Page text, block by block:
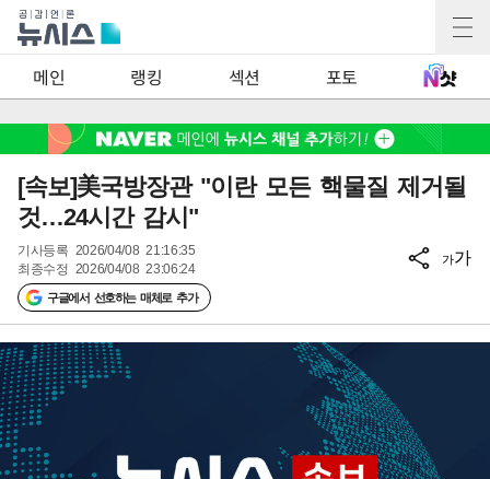
메인 랭킹 섹션 포토
[속보]美국방장관 "이란 모든 핵물질 제거될
것…24시간 감시"
기사등록 2026/04/08 21:16:35
최종수정 2026/04/08 23:06:24
구글에서 선호하는 매체로 추가
가가